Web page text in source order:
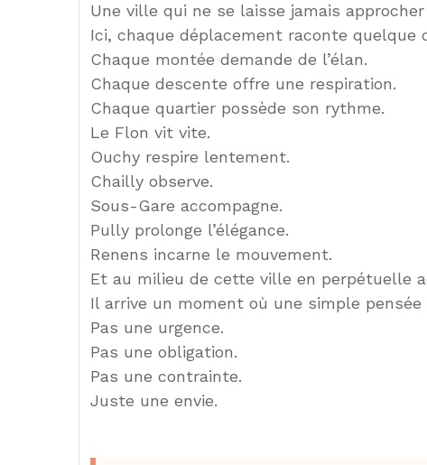
Une ville qui ne se laisse jamais
Ici, chaque déplacement raconte quelque
Chaque montée demande de l’élan.
Chaque descente offre une respiration.
Chaque quartier possède son rythme.
Le Flon vit vite.
Ouchy respire lentement.
Chailly observe.
Sous-Gare accompagne.
Pully prolonge l’élégance.
Renens incarne le mouvement.
Et au milieu de cette ville en perpétuelle
Il arrive un moment où une simple pensée
Pas une urgence.
Pas une obligation.
Pas une contrainte.
Juste une envie.